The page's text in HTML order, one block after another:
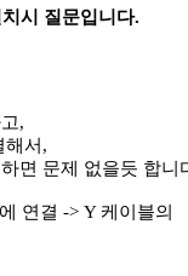
시 질문입니다.
,
해서,
면 문제 없을듯 합니
연결 -> Y 케이블의